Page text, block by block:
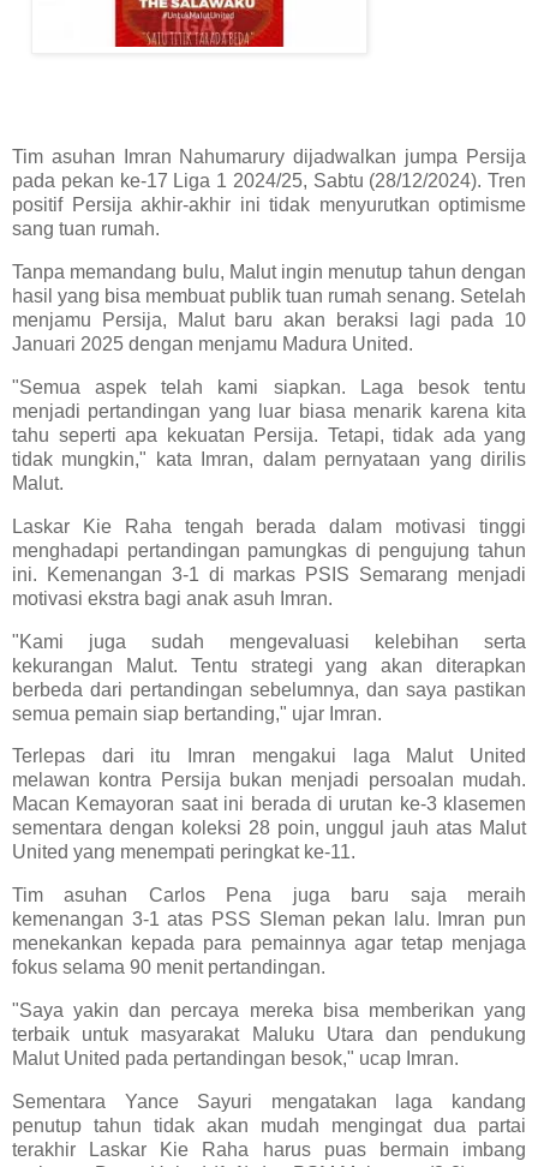
Tim asuhan Imran Nahumarury dijadwalkan jumpa Persija
pada pekan ke-17 Liga 1 2024/25, Sabtu (28/12/2024). Tren
positif Persija akhir-akhir ini tidak menyurutkan optimisme
sang tuan rumah.
Tanpa memandang bulu, Malut ingin menutup tahun dengan
hasil yang bisa membuat publik tuan rumah senang. Setelah
menjamu Persija, Malut baru akan beraksi lagi pada 10
Januari 2025 dengan menjamu Madura United.
"Semua aspek telah kami siapkan. Laga besok tentu
menjadi pertandingan yang luar biasa menarik karena kita
tahu seperti apa kekuatan Persija. Tetapi, tidak ada yang
tidak mungkin," kata Imran, dalam pernyataan yang dirilis
Malut.
Laskar Kie Raha tengah berada dalam motivasi tinggi
menghadapi pertandingan pamungkas di pengujung tahun
ini. Kemenangan 3-1 di markas PSIS Semarang menjadi
motivasi ekstra bagi anak asuh Imran.
"Kami juga sudah mengevaluasi kelebihan serta
kekurangan Malut. Tentu strategi yang akan diterapkan
berbeda dari pertandingan sebelumnya, dan saya pastikan
semua pemain siap bertanding," ujar Imran.
Terlepas dari itu Imran mengakui laga Malut United
melawan kontra Persija bukan menjadi persoalan mudah.
Macan Kemayoran saat ini berada di urutan ke-3 klasemen
sementara dengan koleksi 28 poin, unggul jauh atas Malut
United yang menempati peringkat ke-11.
Tim asuhan Carlos Pena juga baru saja meraih
kemenangan 3-1 atas PSS Sleman pekan lalu. Imran pun
menekankan kepada para pemainnya agar tetap menjaga
fokus selama 90 menit pertandingan.
"Saya yakin dan percaya mereka bisa memberikan yang
terbaik untuk masyarakat Maluku Utara dan pendukung
Malut United pada pertandingan besok," ucap Imran.
Sementara Yance Sayuri mengatakan laga kandang
penutup tahun tidak akan mudah mengingat dua partai
terakhir Laskar Kie Raha harus puas bermain imbang